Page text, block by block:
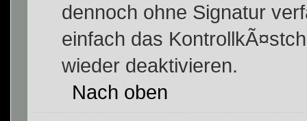
dennoch ohne Signatur
einfach das
wieder deaktivieren.
Nach oben